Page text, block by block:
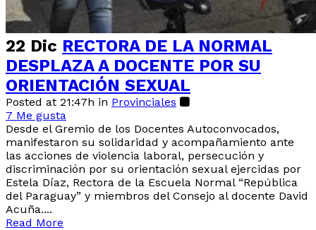
22 Dic RECTORA DE LA NORMAL
DESPLAZA A DOCENTE POR SU
ORIENTACIÓN SEXUAL
Posted at 21:47h in Provinciales
7 Me gusta
Desde el Gremio de los Docentes Autoconvocados,
manifestaron su solidaridad y acompañamiento ante
las acciones de violencia laboral, persecución y
discriminación por su orientación sexual ejercidas por
Estela Díaz, Rectora de la Escuela Normal “República
del Paraguay” y miembros del Consejo al docente David
Acuña....
Read More